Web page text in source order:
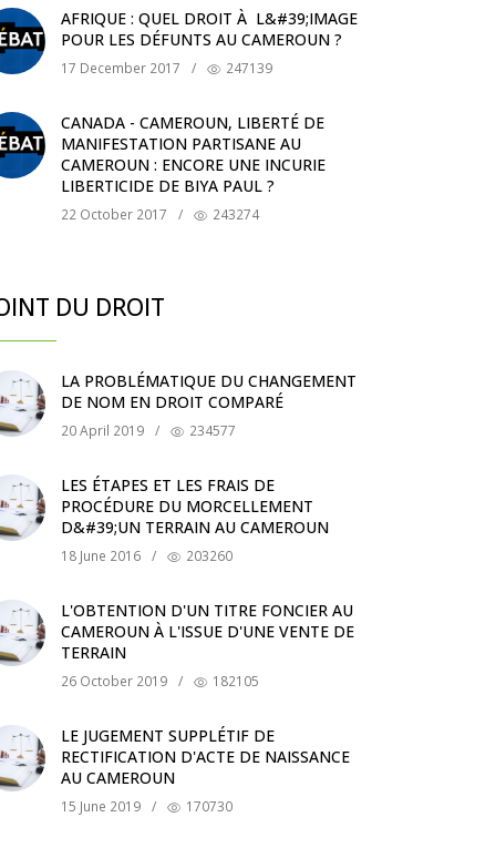
AFRIQUE : QUEL DROIT À L&#39;IMAGE
POUR LES DÉFUNTS AU CAMEROUN ?
17 December 2017 / 247139
CANADA - CAMEROUN, LIBERTÉ DE
MANIFESTATION PARTISANE AU
CAMEROUN : ENCORE UNE INCURIE
LIBERTICIDE DE BIYA PAUL ?
22 October 2017 / 243274
DU DROIT
LA PROBLÉMATIQUE DU CHANGEMENT
DE NOM EN DROIT COMPARÉ
20 April 2019 / 234577
LES ÉTAPES ET LES FRAIS DE
PROCÉDURE DU MORCELLEMENT
D&#39;UN TERRAIN AU CAMEROUN
18 June 2016 / 203260
L'OBTENTION D'UN TITRE FONCIER AU
CAMEROUN À L'ISSUE D'UNE VENTE DE
TERRAIN
26 October 2019 / 182105
LE JUGEMENT SUPPLÉTIF DE
RECTIFICATION D'ACTE DE NAISSANCE
AU CAMEROUN
15 June 2019 / 170730